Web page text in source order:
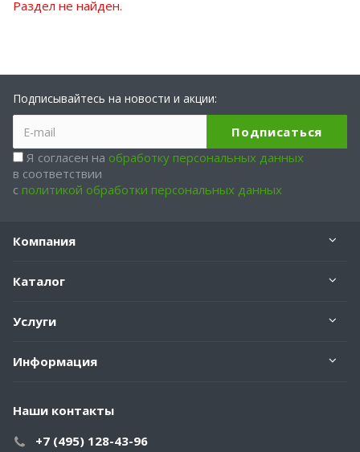
Раздел не найден.
Подписывайтесь на новости и акции:
Я согласен на обработку персональных данных
в соответствии
с политикой обработки персональных данных
Компания
Каталог
Услуги
Информация
Наши контакты
+7 (495) 128-43-96